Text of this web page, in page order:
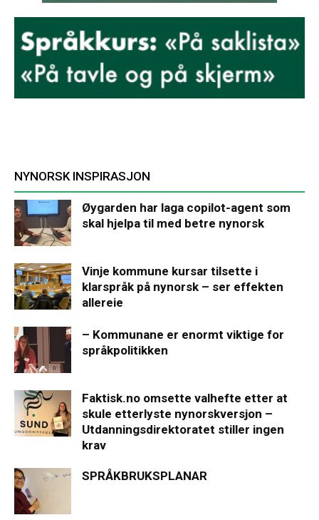
NYNORSK INSPIRASJON
Øygarden har laga copilot-agent som
skal hjelpa til med betre nynorsk
Vinje kommune kursar tilsette i
klarspråk på nynorsk – ser effekten
allereie
– Kommunane er enormt viktige for
språkpolitikken
Faktisk.no omsette valhefte etter at
skule etterlyste nynorskversjon –
Utdanningsdirektoratet stiller ingen
krav
SPRÅKBRUKSPLANAR